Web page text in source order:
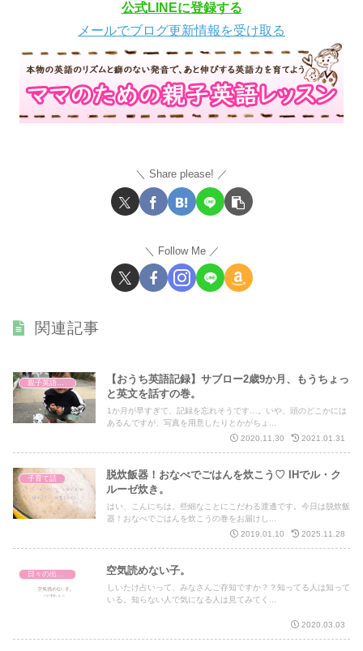
公式LINEに登録する
メールでブログ更新情報を受け取る
Share please!
Follow Me
関連記事
親子英語レッスン
【おうち英語記録】サブロー2歳9か月、もうちょっ
と英文を話すの巻。
1か月が早すぎて、記録を忘れそうです…。いや、頭のどこかには
あるんですが、写真を用意したりとかがちょ...
2020.11.30
2021.01.31
子育て話
脱炊飯器！おなべでごはんを炊こう♡ IHでル・ク
ルーゼ炊き。
はい、こんにちは。些細なことにこだわる渡邊です。今日は脱炊飯
器！おなべでごはんを炊こうの巻をお届けし...
2019.01.10
2025.11.28
日々の出来事 空気読めない子。
しいたけ占いって、みなさんご存知ですか？？知ってる人は知って
いる。知らない人で気になる人は見てみてく...
2020.03.03